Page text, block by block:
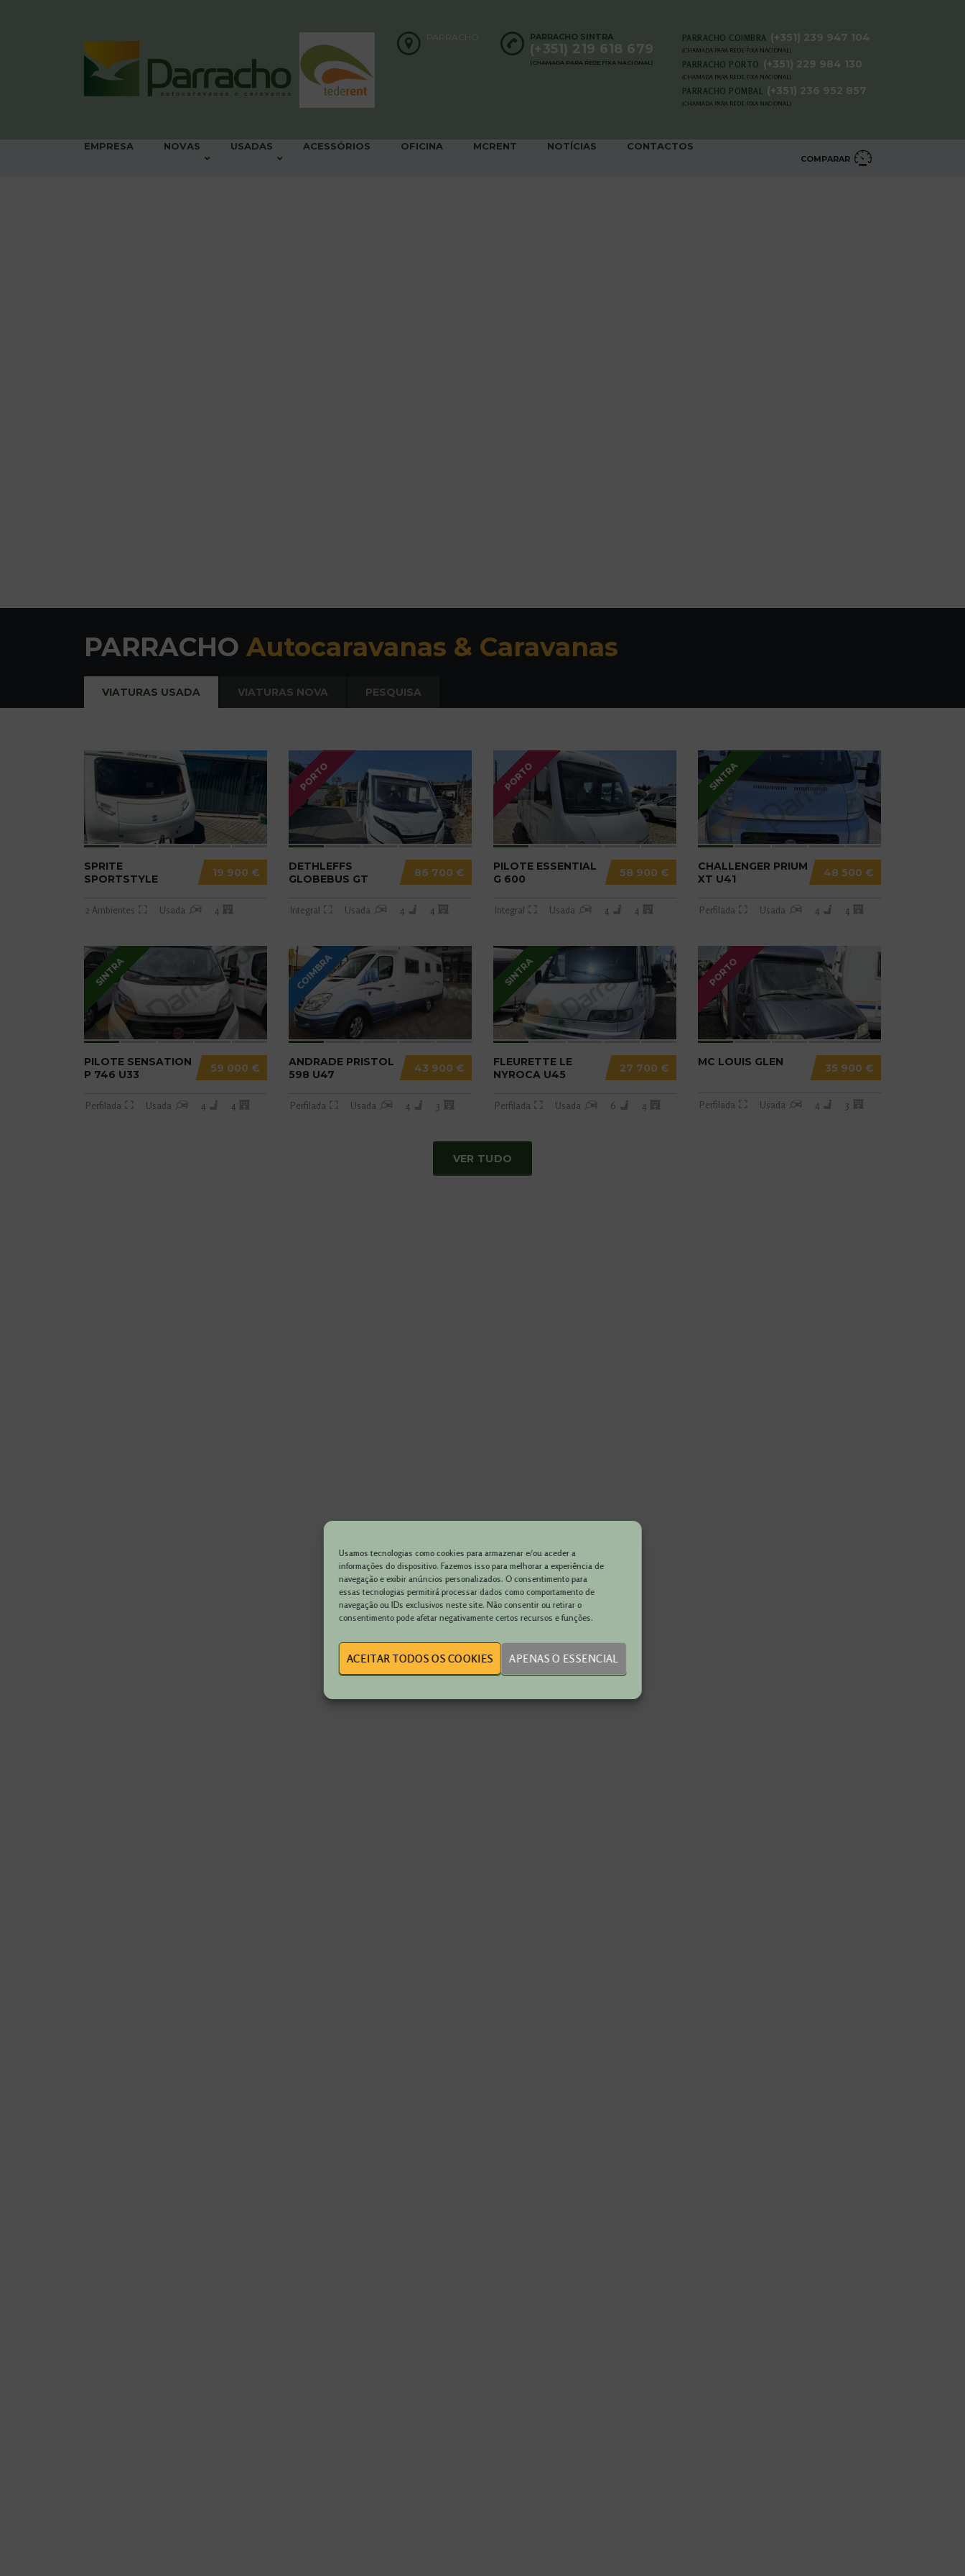
Usamos tecnologias como cookies para armazenar e/ou aceder a
informações do dispositivo. Fazemos isso para melhorar a experiência de
navegação e exibir anúncios personalizados. O consentimento para
essas tecnologias permitirá processar dados como comportamento de
navegação ou IDs exclusivos neste site. Não consentir ou retirar o
consentimento pode afetar negativamente certos recursos e funções.
ACEITAR TODOS OS COOKIES APENAS O ESSENCIAL
PARRACHO COIMBRA (+351) 239 947 104
(CHAMADA PARA REDE FIXA NACIONAL)
PARRACHO PORTO (+351) 229 984 130
(CHAMADA PARA REDE FIXA NACIONAL)
PARRACHO POMBAL (+351) 236 952 857
(CHAMADA PARA REDE FIXA NACIONAL)
PARRACHO SINTRA
(+351) 219 618 679
(CHAMADA PARA REDE FIXA NACIONAL)
PARRACHO
COMPARAR
EMPRESA NOVAS USADAS ACESSÓRIOS OFICINA MCRENT NOTÍCIAS CONTACTOS
PARRACHO Autocaravanas & Caravanas
VIATURAS USADA VIATURAS NOVA PESQUISA
19 900 €
SPRITE
SPORTSTYLE
2 Ambientes Usada 4
PORTO
86 700 €
DETHLEFFS
GLOBEBUS GT
Integral Usada 4 4
PORTO
58 900 €
PILOTE ESSENTIAL
G 600
Integral Usada 4 4
SINTRA
48 500 €
CHALLENGER PRIUM
XT U41
Perfilada Usada 4 4
SINTRA
59 000 €
PILOTE SENSATION
P 746 U33
Perfilada Usada 4 4
COIMBRA
43 900 €
ANDRADE PRISTOL
598 U47
Perfilada Usada 4 3
SINTRA
27 700 €
FLEURETTE LE
NYROCA U45
Perfilada Usada 6 4
PORTO
35 900 €
MC LOUIS GLEN
Perfilada Usada 4 3
VER TUDO